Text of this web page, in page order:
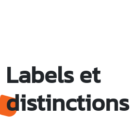
Labels et
distinctions